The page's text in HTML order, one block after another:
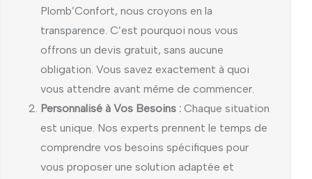
Plomb’Confort, nous croyons en la
transparence. C’est pourquoi nous vous
offrons un devis gratuit, sans aucune
obligation. Vous savez exactement à quoi
vous attendre avant même de commencer.
Personnalisé à Vos Besoins : Chaque situation
est unique. Nos experts prennent le temps de
comprendre vos besoins spécifiques pour
vous proposer une solution adaptée et